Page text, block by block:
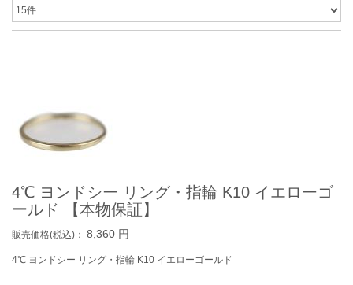
4℃ ヨンドシー リング・指輪 K10 イエローゴ
ールド 【本物保証】
販売価格(税込)： 8,360 円
4℃ ヨンドシー リング・指輪 K10 イエローゴールド